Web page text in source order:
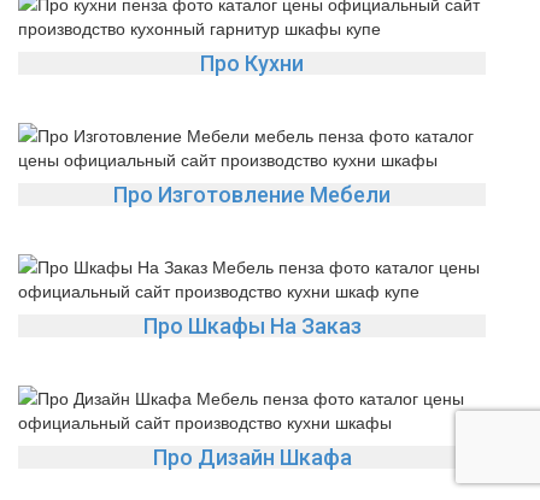
Про Кухни
Про Изготовление Мебели
Про Шкафы На Заказ
Про Дизайн Шкафа